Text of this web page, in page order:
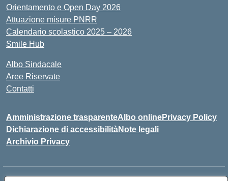
Orientamento e Open Day 2026
Attuazione misure PNRR
Calendario scolastico 2025 – 2026
Smile Hub
Albo Sindacale
Aree Riservate
Contatti
Amministrazione trasparenteAlbo onlinePrivacy Policy
Dichiarazione di accessibilitàNote legali
Archivio Privacy